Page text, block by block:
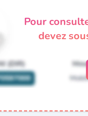
Pour
devez